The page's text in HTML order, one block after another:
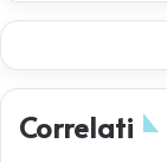
Correlati